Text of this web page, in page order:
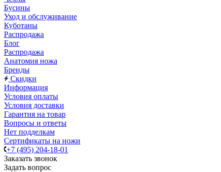
Бусины
Уход и обслуживание
Куботаны
Распродажа
Блог
Распродажа
Анатомия ножа
Бренды
Скидки
Информация
Условия оплаты
Условия доставки
Гарантия на товар
Вопросы и ответы
Нет подделкам
Сертификаты на ножи
+7 (495) 204-18-01
Заказать звонок
Задать вопрос